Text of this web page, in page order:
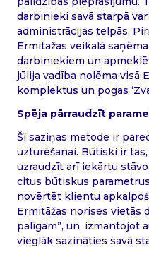
darbinieki savā starpā
administrācijas telpās.
Ermitažas veikalā
darbiniekiem un
jūlija vadība nolēma visā
komplektus un pogas
Spēja pārraudzīt
Šī saziņas metode ir
uzturēšanai. Būtiski ir
uzraudzīt arī iekārtu
citus būtiskus
novērtēt klientu
Ermitāžas norises vietās
palīgam”, un, izmantojot
vieglāk sazināties savā